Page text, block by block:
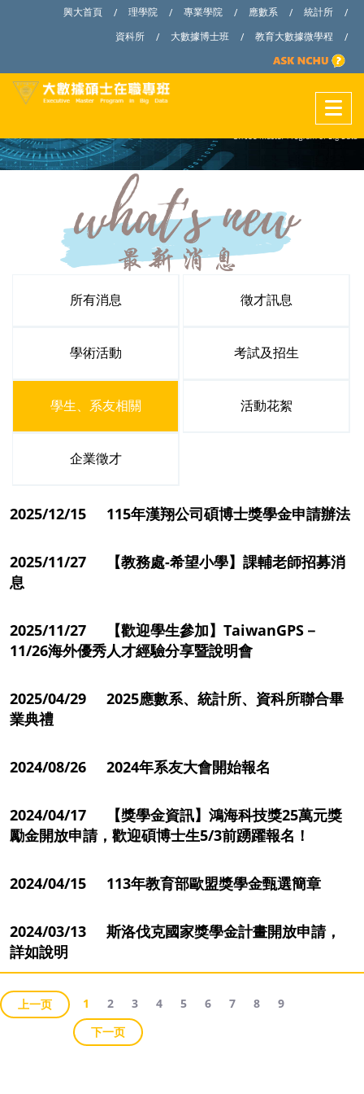
興大首頁 / 理學院 / 專業學院 / 應數系 / 統計所
/
資科所
/ 大數據博士班 / 教育大數據微學程 /
所有消息 徵才訊息
學術活動 考試及招生
學生、系友相關 活動花絮
企業徵才
2025/12/15 115年漢翔公司碩博士獎學金申請辦法
2025/11/27 【教務處-希望小學】課輔老師招募消
息
2025/11/27 【歡迎學生參加】TaiwanGPS－
11/26海外優秀人才經驗分享暨說明會
2025/04/29 2025應數系、統計所、資科所聯合畢
業典禮
2024/08/26 2024年系友大會開始報名
2024/04/17 【獎學金資訊】鴻海科技獎25萬元獎
勵金開放申請，歡迎碩博士生5/3前踴躍報名！
2024/04/15 113年教育部歐盟獎學金甄選簡章
2024/03/13 斯洛伐克國家獎學金計畫開放申請，
詳如說明
上一页 1 2 3 4 5 6 7 8
9
下一页